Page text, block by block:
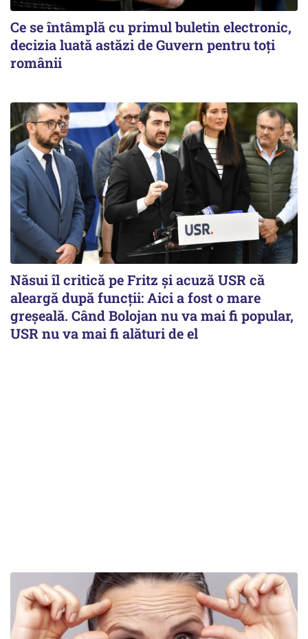
Ce se întâmplă cu primul buletin electronic,
decizia luată astăzi de Guvern pentru toți
românii
Năsui îl critică pe Fritz și acuză USR că
aleargă după funcții: Aici a fost o mare
greșeală. Când Bolojan nu va mai fi popular,
USR nu va mai fi alături de el